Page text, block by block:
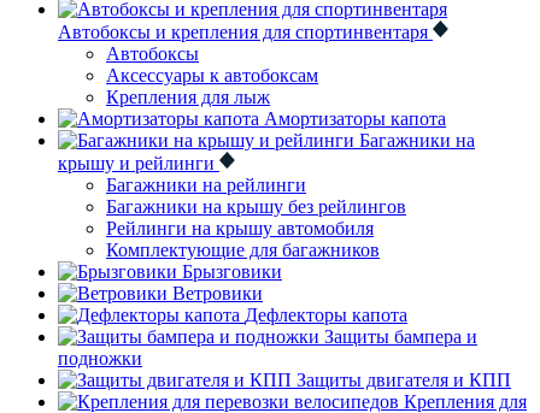
Автобоксы и крепления для спортинвентаря
Автобоксы
Аксессуары к автобоксам
Крепления для лыж
Амортизаторы капота
Багажники на
крышу и рейлинги
Багажники на рейлинги
Багажники на крышу без рейлингов
Рейлинги на крышу автомобиля
Комплектующие для багажников
Брызговики
Ветровики
Дефлекторы капота
Защиты бампера и
подножки
Защиты двигателя и КПП
Крепления для